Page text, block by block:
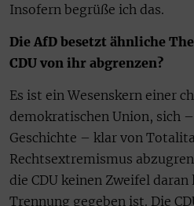
Insofern begrüße ich das.
Die AfD besetzt ähnliche
CDU von ihr abgrenzen?
Es ist ein Wesenskern einer
demokratischen Union, sich
Geschichte – klar von
Rechtsextremismus
die CDU keinen Zweifel daran
Trennung gegeben ist. Die